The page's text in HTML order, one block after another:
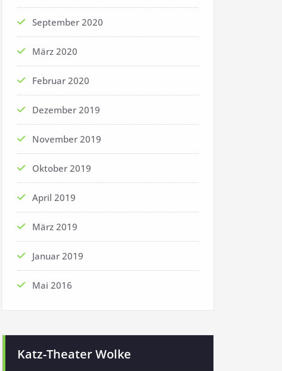
September 2020
März 2020
Februar 2020
Dezember 2019
November 2019
Oktober 2019
April 2019
März 2019
Januar 2019
Mai 2016
Katz-Theater Wolke